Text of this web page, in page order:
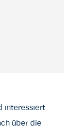
interessiert
über die